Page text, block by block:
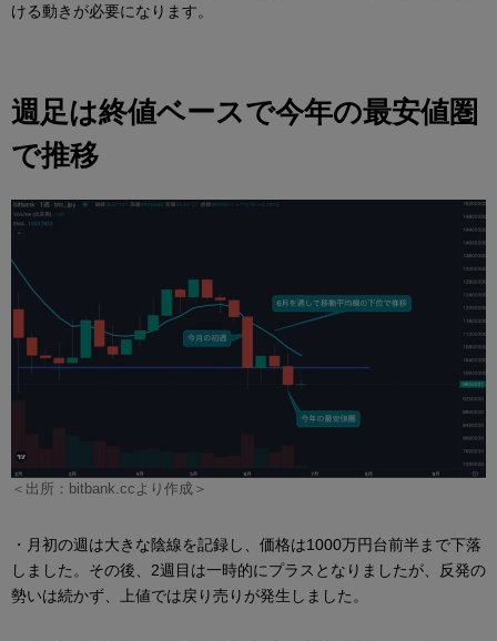
ける動きが必要になります。
週足は終値ベースで今年の最安値圏
で推移
＜出所：bitbank.ccより作成＞
・月初の週は大きな陰線を記録し、価格は1000万円台前半まで下落
しました。その後、2週目は一時的にプラスとなりましたが、反発の
勢いは続かず、上値では戻り売りが発生しました。